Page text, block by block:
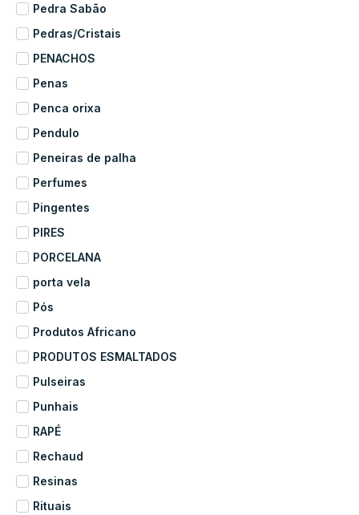
Pedra Sabão
Pedras/Cristais
PENACHOS
Penas
Penca orixa
Pendulo
Peneiras de palha
Perfumes
Pingentes
PIRES
PORCELANA
porta vela
Pós
Produtos Africano
PRODUTOS ESMALTADOS
Pulseiras
Punhais
RAPÉ
Rechaud
Resinas
Rituais